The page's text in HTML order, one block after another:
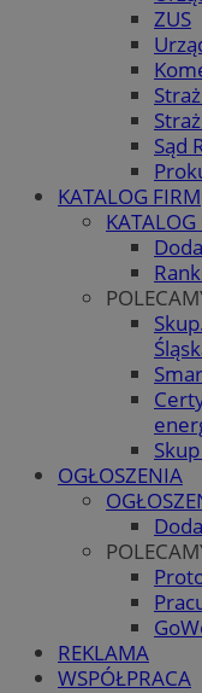
ZUS
Sąd
KATALOG FIRM
KATALOG
OGŁOSZENIA
REKLAMA
WSPÓŁPRACA